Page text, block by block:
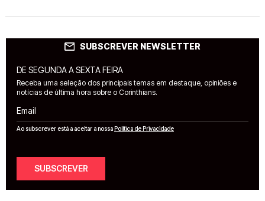
SUBSCREVER NEWSLETTER
DE SEGUNDA A SEXTA FEIRA
Receba uma seleção dos principais temas em destaque, opiniões e
notícias de última hora sobre o Corinthians.
Email
Ao subscrever está a aceitar a nossaPolítica de Privacidade
SUBSCREVER